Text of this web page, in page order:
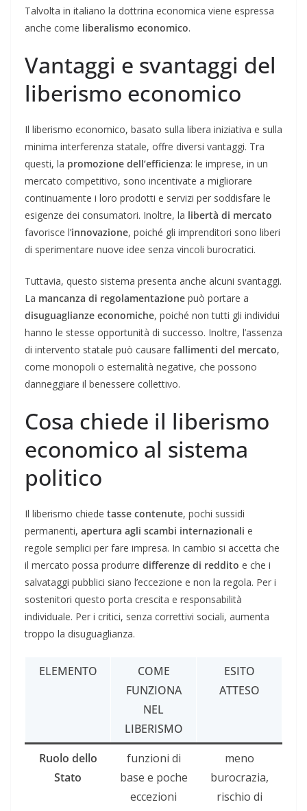
Talvolta in italiano la dottrina economica viene espressa
anche come liberalismo economico.
Vantaggi e svantaggi del
liberismo economico
Il liberismo economico, basato sulla libera iniziativa e sulla
minima interferenza statale, offre diversi vantaggi. Tra
questi, la promozione dell’efficienza: le imprese, in un
mercato competitivo, sono incentivate a migliorare
continuamente i loro prodotti e servizi per soddisfare le
esigenze dei consumatori. Inoltre, la libertà di mercato
favorisce l’innovazione, poiché gli imprenditori sono liberi
di sperimentare nuove idee senza vincoli burocratici.
Tuttavia, questo sistema presenta anche alcuni svantaggi.
La mancanza di regolamentazione può portare a
disuguaglianze economiche, poiché non tutti gli individui
hanno le stesse opportunità di successo. Inoltre, l’assenza
di intervento statale può causare fallimenti del mercato,
come monopoli o esternalità negative, che possono
danneggiare il benessere collettivo.
Cosa chiede il liberismo
economico al sistema
politico
Il liberismo chiede tasse contenute, pochi sussidi
permanenti, apertura agli scambi internazionali e
regole semplici per fare impresa. In cambio si accetta che
il mercato possa produrre differenze di reddito e che i
salvataggi pubblici siano l’eccezione e non la regola. Per i
sostenitori questo porta crescita e responsabilità
individuale. Per i critici, senza correttivi sociali, aumenta
troppo la disuguaglianza.
ELEMENTO
COME
FUNZIONA
NEL
LIBERISMO
ESITO
ATTESO
Ruolo dello
Stato
funzioni di
base e poche
eccezioni
meno
burocrazia,
rischio di